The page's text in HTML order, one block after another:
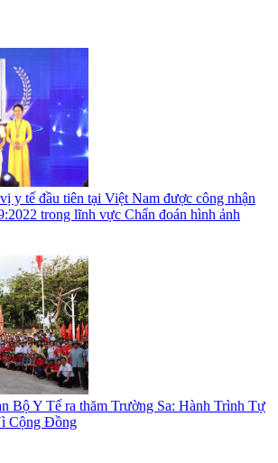
y tế đầu tiên tại Việt Nam được công nhận
trong lĩnh vực Chẩn đoán hình ảnh
Bộ Y Tế ra thăm Trường Sa: Hành Trình Tự
Cộng Đồng